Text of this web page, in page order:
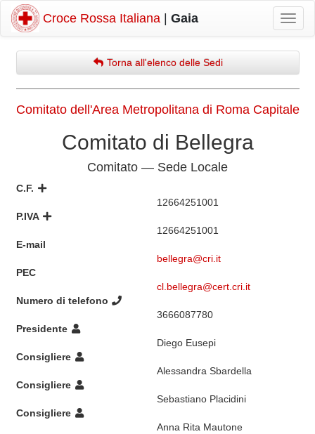
Croce Rossa Italiana Gaia
Torna all'elenco delle Sedi
Comitato dell'Area Metropolitana di Roma Capitale
Comitato di Bellegra
Comitato — Sede Locale
C.F.
12664251001
P.IVA
12664251001
E-mail
bellegra@cri.it
PEC
cl.bellegra@cert.cri.it
Numero di telefono
3666087780
Presidente
Diego Eusepi
Consigliere
Alessandra Sbardella
Consigliere
Sebastiano Placidini
Consigliere
Anna Rita Mautone